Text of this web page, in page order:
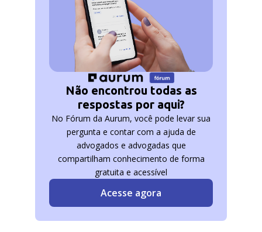
Não encontrou todas as
respostas por aqui?
No Fórum da Aurum, você pode levar sua
pergunta e contar com a ajuda de
advogados e advogadas que
compartilham conhecimento de forma
gratuita e acessível
Acesse agora